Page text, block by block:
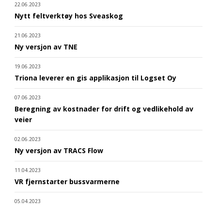
22.06.2023
Nytt feltverktøy hos Sveaskog
21.06.2023
Ny versjon av TNE
19.06.2023
Triona leverer en gis applikasjon til Logset Oy
07.06.2023
Beregning av kostnader for drift og vedlikehold av
veier
02.06.2023
Ny versjon av TRACS Flow
11.04.2023
VR fjernstarter bussvarmerne
05.04.2023